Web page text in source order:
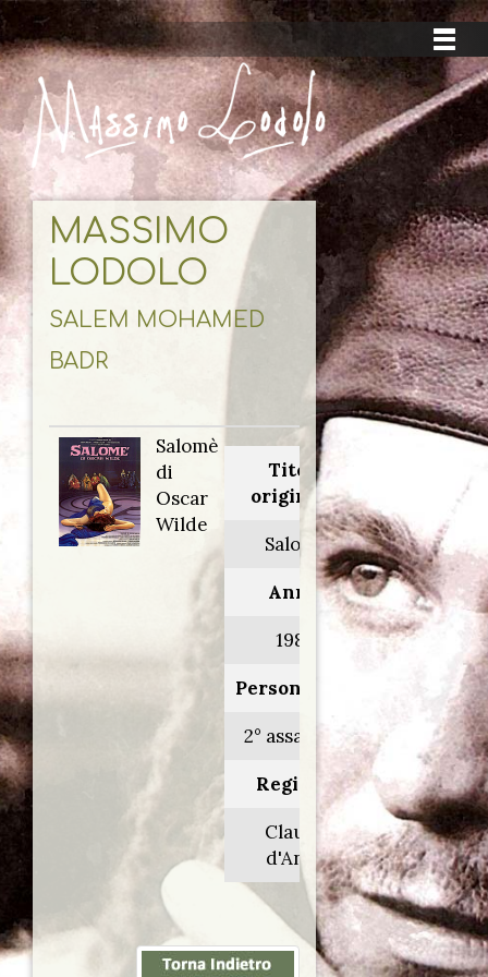
MASSIMO
LODOLO
SALEM MOHAMED
BADR
Salomè
di
Oscar
Wilde
Titolo
originale:
Salome
Anno:
1986
Personaggio:
2° assassino
Regia di:
Claude
d'Anna